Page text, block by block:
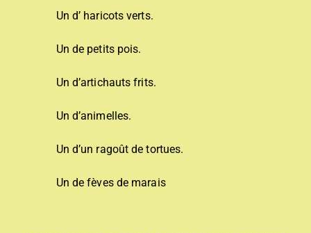
Un d’ haricots verts.
Un de petits pois.
Un d’artichauts frits.
Un d’animelles.
Un d’un ragoût de tortues.
Un de fèves de marais